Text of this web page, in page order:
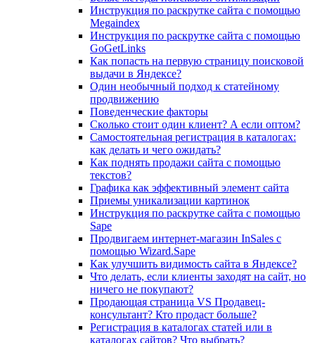
Инструкция по раскрутке сайта с помощью
Megaindex
Инструкция по раскрутке сайта с помощью
GoGetLinks
Как попасть на первую страницу поисковой
выдачи в Яндексе?
Один необычный подход к статейному
продвижению
Поведенческие факторы
Сколько стоит один клиент? А если оптом?
Самостоятельная регистрация в каталогах:
как делать и чего ожидать?
Как поднять продажи сайта с помощью
текстов?
Графика как эффективный элемент сайта
Приемы уникализации картинок
Инструкция по раскрутке сайта с помощью
Sape
Продвигаем интернет-магазин InSales с
помощью Wizard.Sape
Как улучшить видимость сайта в Яндексе?
Что делать, если клиенты заходят на сайт, но
ничего не покупают?
Продающая страница VS Продавец-
консультант? Кто продаст больше?
Регистрация в каталогах статей или в
каталогах сайтов? Что выбрать?